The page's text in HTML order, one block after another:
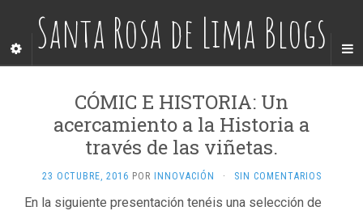
Santa Rosa de Lima Blogs
CÓMIC E HISTORIA: Un
acercamiento a la Historia a
través de las viñetas.
23 OCTUBRE, 2016 POR INNOVACIÓN · SIN COMENTARIOS
En la siguiente presentación tenéis una selección de